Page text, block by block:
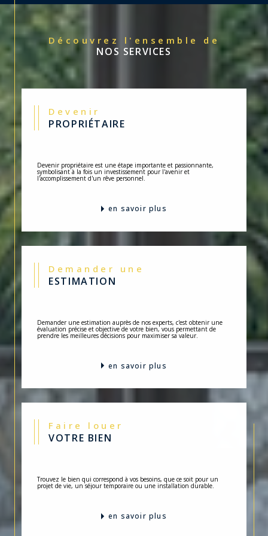
Découvrez l'ensemble de
NOS SERVICES
Devenir
PROPRIÉTAIRE
Devenir propriétaire est une étape importante et passionnante,
symbolisant à la fois un investissement pour l'avenir et
l'accomplissement d'un rêve personnel.
en savoir plus
Demander une
ESTIMATION
Demander une estimation auprès de nos experts, c'est obtenir une
évaluation précise et objective de votre bien, vous permettant de
prendre les meilleures décisions pour maximiser sa valeur.
en savoir plus
Faire louer
VOTRE BIEN
Trouvez le bien qui correspond à vos besoins, que ce soit pour un
projet de vie, un séjour temporaire ou une installation durable.
en savoir plus